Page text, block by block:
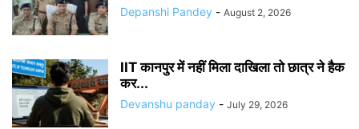
Depanshi Pandey - August 2, 2026
IIT कानपुर में नहीं मिला दाखिला तो छात्र ने हैक
कर...
Devanshu panday - July 29, 2026